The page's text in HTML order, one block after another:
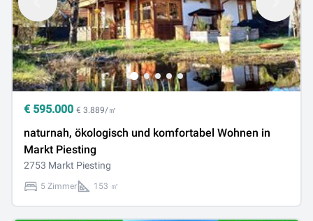
€ 595.000 € 3.889/㎡
naturnah, ökologisch und komfortabel Wohnen in
Markt Piesting
2753 Markt Piesting
5 Zimmer 153 ㎡